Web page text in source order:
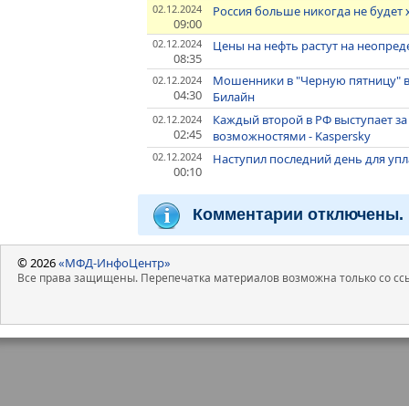
02.12.2024
09:00
Россия больше никогда не будет
02.12.2024
08:35
Цены на нефть растут на
02.12.2024
04:30
Мошенники в "Черную пятницу"
Билайн
02.12.2024
02:45
Каждый второй в РФ выступает
возможностями - Kaspersky
02.12.2024
00:10
Наступил последний день для
Комментарии отключены.
© 2026«МФД-ИнфоЦентр»
Все права защищены. Перепечатка материалов возможна только со